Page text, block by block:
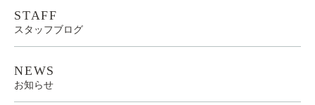
STAFF
スタッフブログ
NEWS
お知らせ